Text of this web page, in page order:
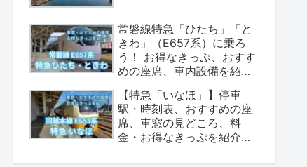
常磐線特急「ひたち」「と
きわ」（E657系）に乗ろ
う！ お得なきっぷ、おすす
めの座席、車内設備を紹介
【特急「いなほ」】停車
駅・時刻表、おすすめの座
席、車窓の見どころ、料
金・お得なきっぷを紹介し